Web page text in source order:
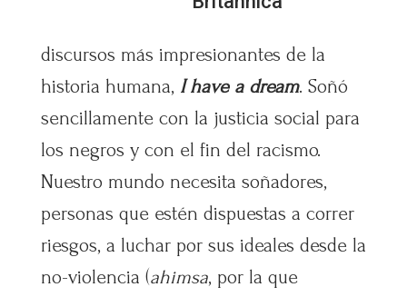
discursos más impresionantes de la
historia humana, I have a dream. Soñó
sencillamente con la justicia social para
los negros y con el fin del racismo.
Nuestro mundo necesita soñadores,
personas que estén dispuestas a correr
riesgos, a luchar por sus ideales desde la
no-violencia (ahimsa, por la que